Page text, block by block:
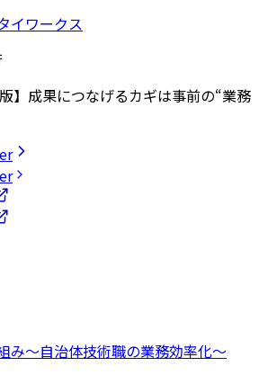
】成果につなげるカギは事前の“業務